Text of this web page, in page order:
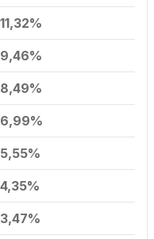
11,32%
9,46%
8,49%
6,99%
5,55%
4,35%
3,47%